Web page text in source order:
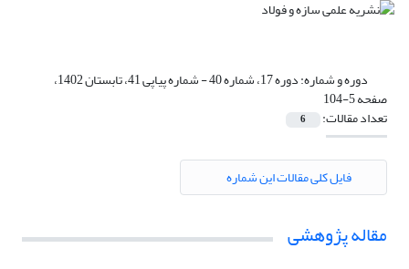
دوره و شماره: دوره 17، شماره 40 - شماره پیاپی 41، تابستان 1402،
صفحه 5-104
تعداد مقالات: 6
فایل کلی مقالات این شماره
مقاله پژوهشی